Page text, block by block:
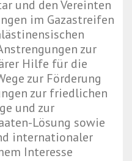
und den Vereinten
im Gazastreifen
zur
Hilfe für die
zur Förderung
zur friedlichen
und zur
Lösung sowie
internationaler
Interesse